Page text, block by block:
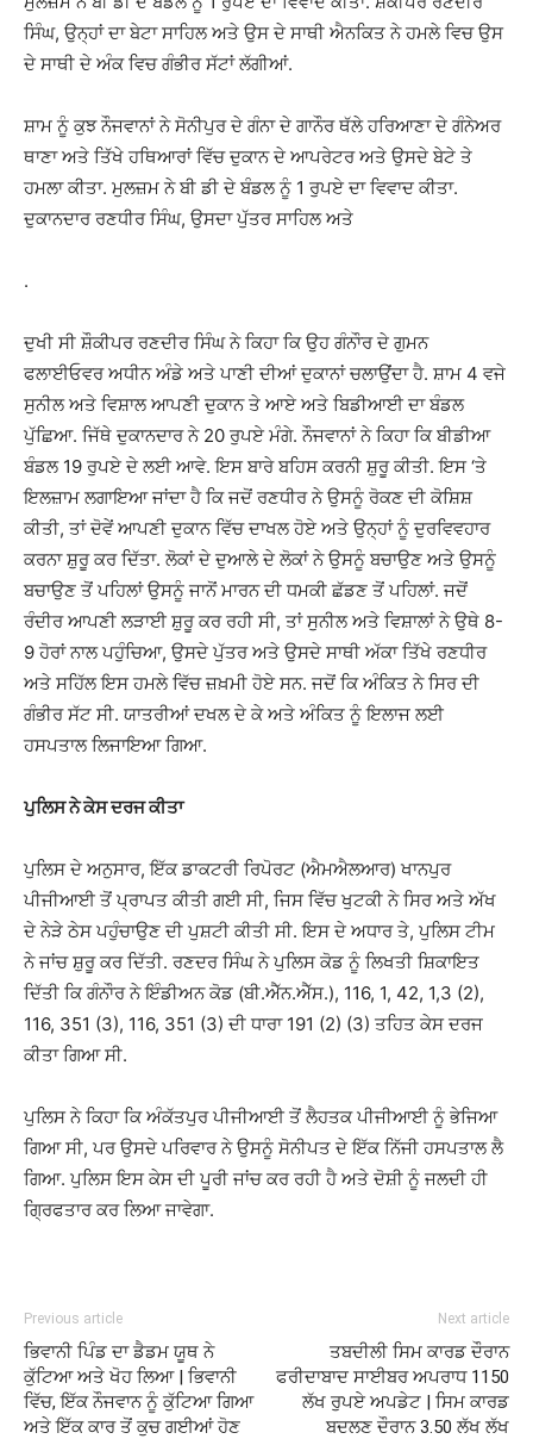
ਸਿੰਘ, ਉਨ੍ਹਾਂ ਦਾ ਬੇਟਾ ਸਾਹਿਲ ਅਤੇ ਉਸ ਦੇ ਸਾਥੀ ਐਨਕਿਤ ਨੇ ਹਮਲੇ ਵਿਚ ਉਸ
ਦੇ ਸਾਥੀ ਦੇ ਅੰਕ ਵਿਚ ਗੰਭੀਰ ਸੱਟਾਂ ਲੱਗੀਆਂ.
ਸ਼ਾਮ ਨੂੰ ਕੁਝ ਨੌਜਵਾਨਾਂ ਨੇ ਸੋਨੀਪੁਰ ਦੇ ਗੰਨਾ ਦੇ ਗਾਨੌਰ ਥੱਲੇ ਹਰਿਆਣਾ ਦੇ ਗੰਨੇਅਰ
ਥਾਣਾ ਅਤੇ ਤਿੱਖੇ ਹਥਿਆਰਾਂ ਵਿੱਚ ਦੁਕਾਨ ਦੇ ਆਪਰੇਟਰ ਅਤੇ ਉਸਦੇ ਬੇਟੇ ਤੇ
ਹਮਲਾ ਕੀਤਾ. ਮੁਲਜ਼ਮ ਨੇ ਬੀ ਡੀ ਦੇ ਬੰਡਲ ਨੂੰ 1 ਰੁਪਏ ਦਾ ਵਿਵਾਦ ਕੀਤਾ.
ਦੁਕਾਨਦਾਰ ਰਣਧੀਰ ਸਿੰਘ, ਉਸਦਾ ਪੁੱਤਰ ਸਾਹਿਲ ਅਤੇ
.
ਦੁਖੀ ਸੀ ਸ਼ੌਕੀਪਰ ਰਣਦੀਰ ਸਿੰਘ ਨੇ ਕਿਹਾ ਕਿ ਉਹ ਗੰਨਾੌਰ ਦੇ ਗੁਮਨ
ਫਲਾਈਓਵਰ ਅਧੀਨ ਅੰਡੇ ਅਤੇ ਪਾਣੀ ਦੀਆਂ ਦੁਕਾਨਾਂ ਚਲਾਉਂਦਾ ਹੈ. ਸ਼ਾਮ 4 ਵਜੇ
ਸੁਨੀਲ ਅਤੇ ਵਿਸ਼ਾਲ ਆਪਣੀ ਦੁਕਾਨ ਤੇ ਆਏ ਅਤੇ ਬਿਡੀਆਈ ਦਾ ਬੰਡਲ
ਪੁੱਛਿਆ. ਜਿੱਥੇ ਦੁਕਾਨਦਾਰ ਨੇ 20 ਰੁਪਏ ਮੰਗੇ. ਨੌਜਵਾਨਾਂ ਨੇ ਕਿਹਾ ਕਿ ਬੀਡੀਆ
ਬੰਡਲ 19 ਰੁਪਏ ਦੇ ਲਈ ਆਵੇ. ਇਸ ਬਾਰੇ ਬਹਿਸ ਕਰਨੀ ਸ਼ੁਰੂ ਕੀਤੀ. ਇਸ ‘ਤੇ
ਇਲਜ਼ਾਮ ਲਗਾਇਆ ਜਾਂਦਾ ਹੈ ਕਿ ਜਦੋਂ ਰਣਧੀਰ ਨੇ ਉਸਨੂੰ ਰੋਕਣ ਦੀ ਕੋਸ਼ਿਸ਼
ਕੀਤੀ, ਤਾਂ ਦੋਵੇਂ ਆਪਣੀ ਦੁਕਾਨ ਵਿੱਚ ਦਾਖਲ ਹੋਏ ਅਤੇ ਉਨ੍ਹਾਂ ਨੂੰ ਦੁਰਵਿਵਹਾਰ
ਕਰਨਾ ਸ਼ੁਰੂ ਕਰ ਦਿੱਤਾ. ਲੋਕਾਂ ਦੇ ਦੁਆਲੇ ਦੇ ਲੋਕਾਂ ਨੇ ਉਸਨੂੰ ਬਚਾਉਣ ਅਤੇ ਉਸਨੂੰ
ਬਚਾਉਣ ਤੋਂ ਪਹਿਲਾਂ ਉਸਨੂੰ ਜਾਨੋਂ ਮਾਰਨ ਦੀ ਧਮਕੀ ਛੱਡਣ ਤੋਂ ਪਹਿਲਾਂ. ਜਦੋਂ
ਰੰਦੀਰ ਆਪਣੀ ਲੜਾਈ ਸ਼ੁਰੂ ਕਰ ਰਹੀ ਸੀ, ਤਾਂ ਸੁਨੀਲ ਅਤੇ ਵਿਸ਼ਾਲਾਂ ਨੇ ਉਥੇ 8-
9 ਹੋਰਾਂ ਨਾਲ ਪਹੁੰਚਿਆ, ਉਸਦੇ ਪੁੱਤਰ ਅਤੇ ਉਸਦੇ ਸਾਥੀ ਅੱਕਾ ਤਿੱਖੇ ਰਣਧੀਰ
ਅਤੇ ਸਹਿੱਲ ਇਸ ਹਮਲੇ ਵਿੱਚ ਜ਼ਖ਼ਮੀ ਹੋਏ ਸਨ. ਜਦੋਂ ਕਿ ਅੰਕਿਤ ਨੇ ਸਿਰ ਦੀ
ਗੰਭੀਰ ਸੱਟ ਸੀ. ਯਾਤਰੀਆਂ ਦਖਲ ਦੇ ਕੇ ਅਤੇ ਅੰਕਿਤ ਨੂੰ ਇਲਾਜ ਲਈ
ਹਸਪਤਾਲ ਲਿਜਾਇਆ ਗਿਆ.
ਪੁਲਿਸ ਨੇ ਕੇਸ ਦਰਜ ਕੀਤਾ
ਪੁਲਿਸ ਦੇ ਅਨੁਸਾਰ, ਇੱਕ ਡਾਕਟਰੀ ਰਿਪੋਰਟ (ਐਮਐਲਆਰ) ਖਾਨਪੁਰ
ਪੀਜੀਆਈ ਤੋਂ ਪ੍ਰਾਪਤ ਕੀਤੀ ਗਈ ਸੀ, ਜਿਸ ਵਿੱਚ ਖੁਟਕੀ ਨੇ ਸਿਰ ਅਤੇ ਅੱਖ
ਦੇ ਨੇੜੇ ਠੇਸ ਪਹੁੰਚਾਉਣ ਦੀ ਪੁਸ਼ਟੀ ਕੀਤੀ ਸੀ. ਇਸ ਦੇ ਅਧਾਰ ਤੇ, ਪੁਲਿਸ ਟੀਮ
ਨੇ ਜਾਂਚ ਸ਼ੁਰੂ ਕਰ ਦਿੱਤੀ. ਰਣਦਰ ਸਿੰਘ ਨੇ ਪੁਲਿਸ ਕੋਡ ਨੂੰ ਲਿਖਤੀ ਸ਼ਿਕਾਇਤ
ਦਿੱਤੀ ਕਿ ਗੰਨਾੌਰ ਨੇ ਇੰਡੀਅਨ ਕੋਡ (ਬੀ.ਐੱਨ.ਐੱਸ.), 116, 1, 42, 1,3 (2),
116, 351 (3), 116, 351 (3) ਦੀ ਧਾਰਾ 191 (2) (3) ਤਹਿਤ ਕੇਸ ਦਰਜ
ਕੀਤਾ ਗਿਆ ਸੀ.
ਪੁਲਿਸ ਨੇ ਕਿਹਾ ਕਿ ਅੰਕੱਤਪੁਰ ਪੀਜੀਆਈ ਤੋਂ ਲੈਹਤਕ ਪੀਜੀਆਈ ਨੂੰ ਭੇਜਿਆ
ਗਿਆ ਸੀ, ਪਰ ਉਸਦੇ ਪਰਿਵਾਰ ਨੇ ਉਸਨੂੰ ਸੋਨੀਪਤ ਦੇ ਇੱਕ ਨਿੱਜੀ ਹਸਪਤਾਲ ਲੈ
ਗਿਆ. ਪੁਲਿਸ ਇਸ ਕੇਸ ਦੀ ਪੂਰੀ ਜਾਂਚ ਕਰ ਰਹੀ ਹੈ ਅਤੇ ਦੋਸ਼ੀ ਨੂੰ ਜਲਦੀ ਹੀ
ਗ੍ਰਿਫਤਾਰ ਕਰ ਲਿਆ ਜਾਵੇਗਾ.
Previous article
ਭਿਵਾਨੀ ਪਿੰਡ ਦਾ ਡੈਡਮ ਯੂਥ ਨੇ
ਕੁੱਟਿਆ ਅਤੇ ਖੋਹ ਲਿਆ | ਭਿਵਾਨੀ
ਵਿੱਚ, ਇੱਕ ਨੌਜਵਾਨ ਨੂੰ ਕੁੱਟਿਆ ਗਿਆ
ਅਤੇ ਇੱਕ ਕਾਰ ਤੋਂ ਕੁਚ ਗਈਆਂ ਹੋਣ
Next article
ਤਬਦੀਲੀ ਸਿਮ ਕਾਰਡ ਦੌਰਾਨ
ਫਰੀਦਾਬਾਦ ਸਾਈਬਰ ਅਪਰਾਧ 1150
ਲੱਖ ਰੁਪਏ ਅਪਡੇਟ | ਸਿਮ ਕਾਰਡ
ਬਦਲਣ ਦੌਰਾਨ 3.50 ਲੱਖ ਲੱਖ